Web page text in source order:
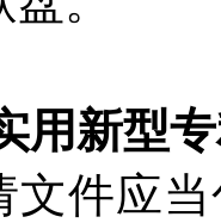
用新型
文件应